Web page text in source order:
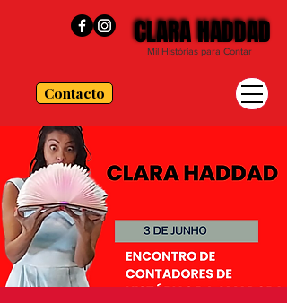
Contacto
CLARA HADDAD
CLARA HADDAD
Mil Histórias para Contar